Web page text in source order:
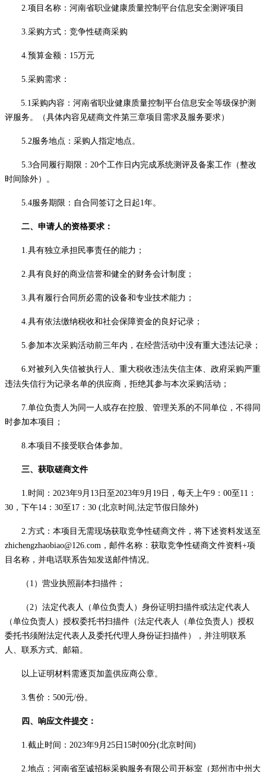
2.项目名称：河南省职业健康质量控制平台信息安全测评项目
3.采购方式：竞争性磋商采购
4.预算金额： 15万元
5.采购需求：
5.1采购内容：河南省职业健康质量控制平台信息安全等级保护测
评服务。（具体内容见磋商文件第三章项目需求及 服务要求）
5.2服务地点：采购人指定地点。
5.3合同履行期限 ： 20个工作日内完成系统测评及备案工作（整改
时间除外）。
5.4服务期限：自合同签订之日起1年。
二、申请人的资格要求：
1.具有独立承担民事责任的能力；
2.具有良好的商业信誉和健全的财务会计制度；
3.具有履行合同所必需的设备和专业技术能力；
4.具有依法缴纳税收和社会保障资金的良好记录；
5.参加本次采购活动前三年内，在经营活动中没有重大违法记录；
6.对被列入失信被执行人、重大税收违法失信主体、政府采购严重
违法失信行为记录名单的供应商，拒绝其参与本次采购活动；
7.单位负责人为同一人或存在控股、管理关系的不同单位，不得同
时参加本项目；
8.本项目不接受联合体参加。
三、获取磋商文件
1.时间：2023年9月 13 日至2023年9月 19 日，每天上午9：00至11：
30，下午14：30至17：30 (北京时间,法定节假日除外)
2.方式： 本项目无需现场获取竞争性磋商文件，将下述资料发送至
zhichengzhaobiao@126.com，邮件名称：获取竞争性磋商文件资料+项
目名称，并电话联系告知发送邮件情况。
（ 1）营业执照副本扫描件 ；
（2）法定代表人 （单位负责人 ） 身份证明扫描件或法定代表人
（单位负责人 ） 授权委托书扫描件 （法定代表人 （单位负责人 ） 授权
委托书须附法定代表人及委托代理人身份证扫描件） ， 并注明联系
人、联系方式、邮箱。
以上证明材料需逐页加盖供应商公章。
3.售价 ： 500元/份。
四、响应文件提交：
1.截止时间： 2023年9月 25 日 15时00分(北京时间)
2.地点：河南省至诚招标采购服务有限公司开标室（郑州市中州大